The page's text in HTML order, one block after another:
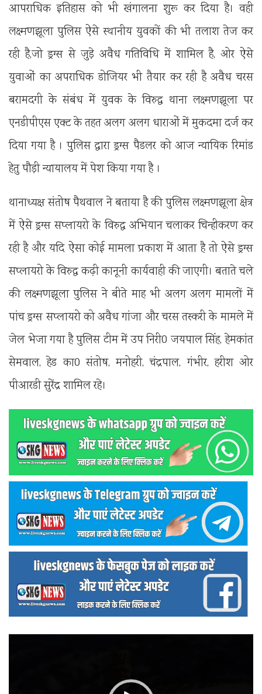
आपराधिक इतिहास को भी खंगालना शुरू कर दिया है। वही
लक्ष्मणझूला पुलिस ऐसे स्थानीय युवकों की भी तलाश तेज कर
रही है,जो ड्रग्स से जुड़े अवैध गतिविधि में शामिल है, ओर ऐसे
युवाओं का अपराधिक डोजियर भी तैयार कर रही है अवैध चरस
बरामदगी के संबंध में युवक के विरुद्ध थाना लक्ष्मणझूला पर
एनडीपीएस एक्ट के तहत अलग अलग धाराओं में मुकदमा दर्ज कर
दिया गया है । पुलिस द्वारा ड्रग्स पैडलर को आज न्यायिक रिमांड
हेतु पौड़ी न्यायालय में पेश किया गया है ।
थानाध्यक्ष संतोष पैथवाल ने बताया है की पुलिस लक्ष्मणझूला क्षेत्र
में ऐसे ड्रग्स सप्लायरो के विरुद्ध अभियान चलाकर चिन्हीकरण कर
रही है और यदि ऐसा कोई मामला प्रकाश में आता है तो ऐसे ड्रग्स
सप्लायरो के विरुद्ध कढ़ी कानूनी कार्यवाही की जाएगी। बताते चले
की लक्ष्मणझूला पुलिस ने बीते माह भी अलग अलग मामलों में
पांच ड्रग्स सप्लायरो को अवैध गांजा और चरस तस्करी के मामले में
जेल भेजा गया है पुलिस टीम में उप निरी0 जयपाल सिंह, हेमकांत
सेमवाल, हेड का0 संतोष, मनोहरी, चंद्रपाल, गंभीर, हरीश ओर
पीआरडी सुरेंद्र शामिल रहे।